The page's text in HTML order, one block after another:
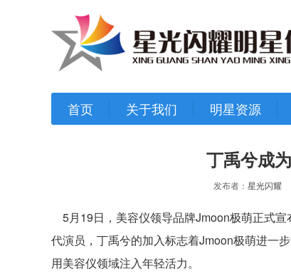
首页 关于我们 明星资源
丁禹兮成
发布者： 星光闪耀
5月19日，美容仪领导品牌Jmoon极萌正式
代演员，丁禹兮的加入标志着Jmoon极萌进一
用美容仪领域注入年轻活力。